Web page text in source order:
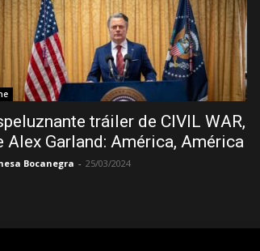
tráiler de CIVIL WAR,
Alex Garland: América, América
Bocanegra - 25/03/2024